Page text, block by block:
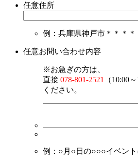
任意住所
例：兵庫県神戸市＊＊＊＊
任意お問い合わせ内容
※お急ぎの方は、
直接 078-801-2521
（10:00
ください。
例：○月○日の○○○イベント